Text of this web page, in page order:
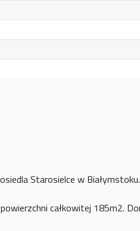
Starosielce w Białymstoku.
całkowitej 185m2.